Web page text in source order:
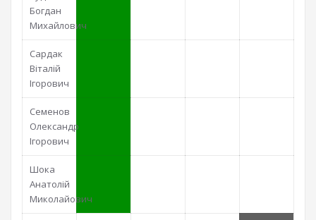
Богдан
Михайлович
Сардак
Віталій
Ігорович
Семенов
Олександр
Ігорович
Шока
Анатолій
Миколайович